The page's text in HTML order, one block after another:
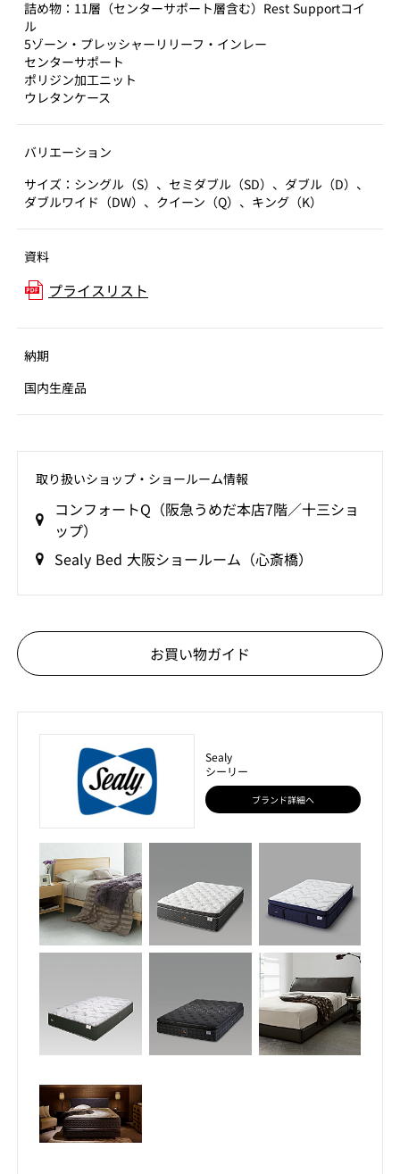
詰め物：11層（センターサポート層含む）Rest Supportコイ
ル
5ゾーン・プレッシャーリリーフ・インレー
センターサポート
ポリジン加工ニット
ウレタンケース
バリエーション
サイズ：シングル（S）、セミダブル（SD）、ダブル（D）、
ダブルワイド（DW）、クイーン（Q）、キング（K）
資料
プライスリスト
納期
国内生産品
取り扱いショップ‧ショールーム情報
コンフォートQ（阪急うめだ本店7階／十三ショ
ップ）
Sealy Bed 大阪ショールーム（心斎橋）
お買い物ガイド
Sealy
シーリー
ブランド詳細へ